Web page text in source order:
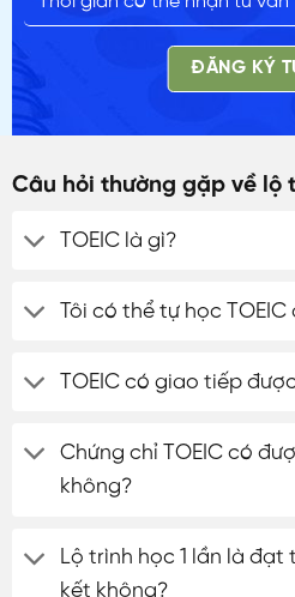
ĐĂNG KÝ
Câu hỏi thường gặp về lộ
TOEIC là gì?
Tôi có thể tự học
TOEIC có giao tiếp
Chứng chỉ TOEIC có
không?
Lộ trình học 1 lần là đạt
kết không?